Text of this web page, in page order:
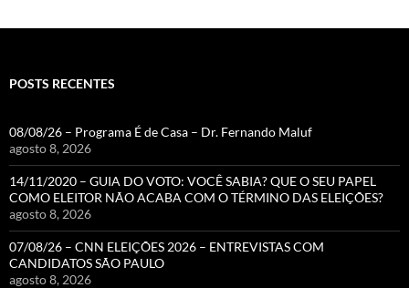
POSTS RECENTES
08/08/26 – Programa É de Casa – Dr. Fernando Maluf
agosto 8, 2026
14/11/2020 – GUIA DO VOTO: VOCÊ SABIA? QUE O SEU PAPEL
COMO ELEITOR NÃO ACABA COM O TÉRMINO DAS ELEIÇÕES?
agosto 8, 2026
07/08/26 – CNN ELEIÇÕES 2026 – ENTREVISTAS COM
CANDIDATOS SÃO PAULO
agosto 8, 2026